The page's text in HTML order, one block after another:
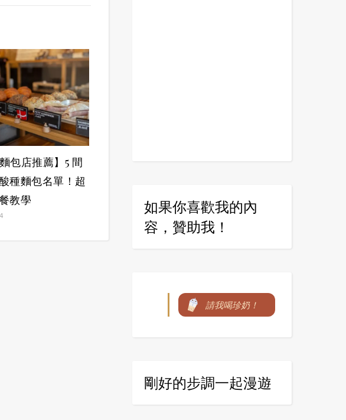
包店推薦】5 間
種麵包名單！超
教學
如果你喜歡我的內
容，贊助我！
請我喝珍奶！
剛好的步調一起漫遊